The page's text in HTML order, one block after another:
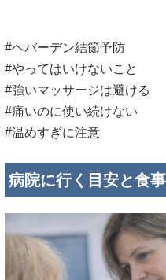
#ヘバーデン結節予防
#やってはいけないこと
#強いマッサージは避ける
#痛いのに使い続けない
#温めすぎに注意
病院に行く目安と食